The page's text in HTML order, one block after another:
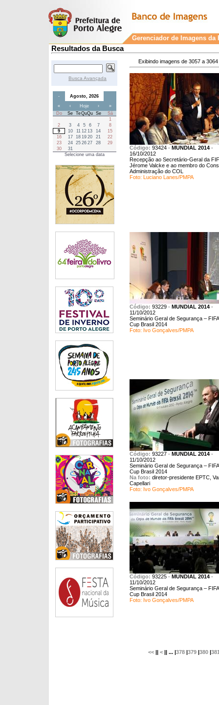
Gerenciador de Imagens da
Resultados da Busca
Exibindo imagens de 3057 a 3064
Código: 93424 - MUNDIAL 2014 -
16/10/2012
Recepção ao Secretário-Geral da
Jérome Valcke e ao membro do
Administração do COL
Foto: Luciano Lanes/PMPA
Código: 93229 - MUNDIAL 2014 -
11/10/2012
Seminário Geral de Segurança –
Cup Brasil 2014
Foto: Ivo Gonçalves/PMPA
Código: 93227 - MUNDIAL 2014 -
11/10/2012
Seminário Geral de Segurança –
Cup Brasil 2014
Na foto: diretor-presidente EPTC,
Capellari
Foto: Ivo Gonçalves/PMPA
Código: 93225 - MUNDIAL 2014 -
11/10/2012
Seminário Geral de Segurança –
Cup Brasil 2014
Foto: Ivo Gonçalves/PMPA
<< ||< || ... |378 |379 |380 |
Busca Avançada
-
Agosto, 2026
«
‹ Hoje ›
»
Do
Se TeQuQu Se
Sá
1
2
3 4 5 6 7
8
9
10 11 12 13 14
15
16
17 18 19 20 21
22
23
24 25 26 27 28
29
30
31
Selecione uma data